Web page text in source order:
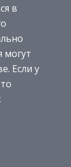
в
могут
Если у